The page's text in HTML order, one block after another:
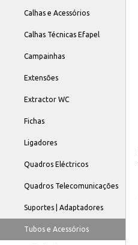
Calhas e Acessórios
Calhas Técnicas Efapel
Campainhas
Extensões
Extractor WC
Fichas
Ligadores
Quadros Eléctricos
Quadros Telecomunicações
Suportes | Adaptadores
Tubos e Acessórios